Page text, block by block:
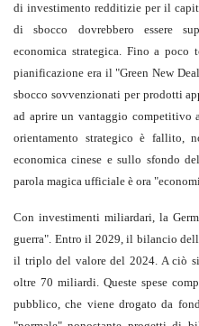
di investimento redditizie per il
di sbocco dovrebbero essere
economica strategica. Fino a poco
pianificazione era il "Green New
sbocco sovvenzionati per prodotti
ad aprire un vantaggio competitivo
orientamento strategico è fallito,
economica cinese e sullo sfondo
parola magica ufficiale è ora
Con investimenti miliardari, la
guerra". Entro il 2029, il bilancio
il triplo del valore del 2024. A ciò
oltre 70 miliardi. Queste spese
pubblico, che viene drogato da